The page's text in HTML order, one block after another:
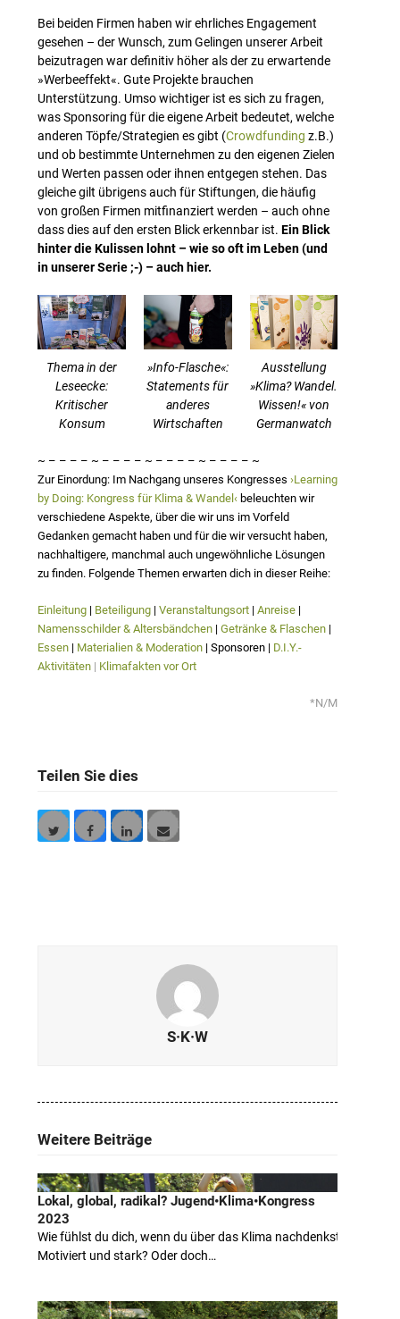
Bei beiden Firmen haben wir ehrliches Engagement
gesehen – der Wunsch, zum Gelingen unserer Arbeit
beizutragen war definitiv höher als der zu erwartende
»Werbeeffekt«. Gute Projekte brauchen
Unterstützung. Umso wichtiger ist es sich zu fragen,
was Sponsoring für die eigene Arbeit bedeutet, welche
anderen Töpfe/Strategien es gibt (Crowdfunding z.B.)
und ob bestimmte Unternehmen zu den eigenen Zielen
und Werten passen oder ihnen entgegen stehen. Das
gleiche gilt übrigens auch für Stiftungen, die häufig
von großen Firmen mitfinanziert werden – auch ohne
dass dies auf den ersten Blick erkennbar ist.Ein Blick
hinter die Kulissen lohnt – wie so oft im Leben (und
in unserer Serie ;-) – auch hier.
Thema in der
Leseecke:
Kritischer
Konsum
»Info-Flasche«:
Statements für
anderes
Wirtschaften
Ausstellung
»Klima? Wandel.
Wissen!« von
Germanwatch
~ – – – – ~ – – – – ~ – – – – ~ – – – – ~
Zur Einordung: Im Nachgang unseres Kongresses›Learning
by Doing: Kongress für Klima & Wandel‹ beleuchten wir
verschiedene Aspekte, über die wir uns im Vorfeld
Gedanken gemacht haben und für die wir versucht haben,
nachhaltigere, manchmal auch ungewöhnliche Lösungen
zu finden. Folgende Themen erwarten dich in dieser Reihe:
Einleitung | Beteiligung |Veranstaltungsort |Anreise |
Namensschilder & Altersbändchen |Getränke & Flaschen |
Essen | Materialien & Moderation | Sponsoren | D.I.Y.-
Aktivitäten | Klimafakten vor Ort
*N/M
Teilen Sie dies
S·K·W
Weitere Beiträge
Lokal, global, radikal? Jugend•Klima•Kongress
2023
Wie fühlst du dich, wenn du über das Klima nachdenkst?
Motiviert und stark? Oder doch…